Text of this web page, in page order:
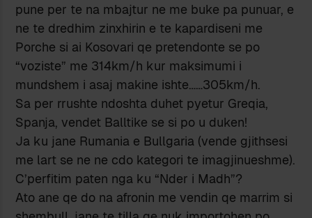
pune per te na mbajtur ne me buke pa punuar, e
ne te dredhim zinxhirin e te kapardiseni me
Porche si ai Kosovari qe pretendonte se po
“voziste” me 314km/h kur maksimumi i
mundshem i asaj makine ishte……305km/h.
Sa per rrushte ndoshta duhet pyetur Greqia,
Spanja, vendet Balltike se si po u duken!
Ja ku jane Rumania e Bullgaria (vende gjithsesi
me lart se ne ne cdo kategori te imagjinueshme).
C’perfitim paten nga ku “Nder i Madh”?
Ato ane qe do na afronin me vendin qe marrim si